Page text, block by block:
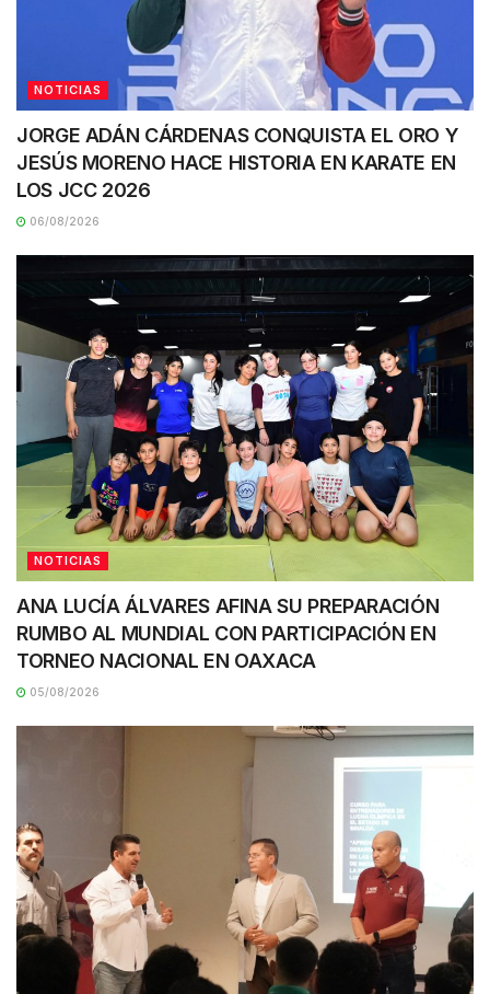
NOTICIAS
JORGE ADÁN CÁRDENAS CONQUISTA EL ORO Y
JESÚS MORENO HACE HISTORIA EN KARATE EN
LOS JCC 2026
06/08/2026
NOTICIAS
ANA LUCÍA ÁLVARES AFINA SU PREPARACIÓN
RUMBO AL MUNDIAL CON PARTICIPACIÓN EN
TORNEO NACIONAL EN OAXACA
05/08/2026